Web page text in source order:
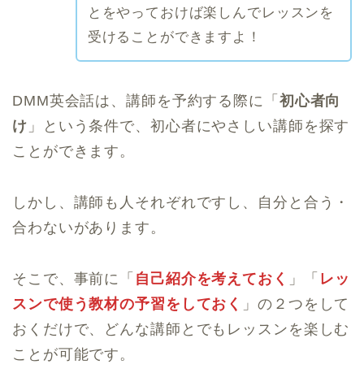
とをやっておけば楽しんでレッスンを
受けることができますよ！
DMM英会話は、講師を予約する際に「 初心者向
け 」という条件で、初心者にやさしい講師を探す
ことができます。
しかし、講師も人それぞれですし、自分と合う・
合わないがあります。
そこで、事前に「 自己紹介を考えておく 」「 レッ
スンで使う教材の予習をしておく 」の２つをして
おくだけで、どんな講師とでもレッスンを楽しむ
ことが可能です。